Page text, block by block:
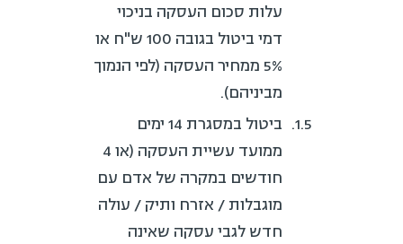
עלות סכום העסקה בניכוי
דמי ביטול בגובה 100 ש"ח או
5% ממחיר העסקה (לפי הנמוך
מביניהם).
ביטול במסגרת 14 ימים
ממועד עשיית העסקה (או 4
חודשים במקרה של אדם עם
מוגבלות / אזרח ותיק / עולה
חדש לגבי עסקה שאינה